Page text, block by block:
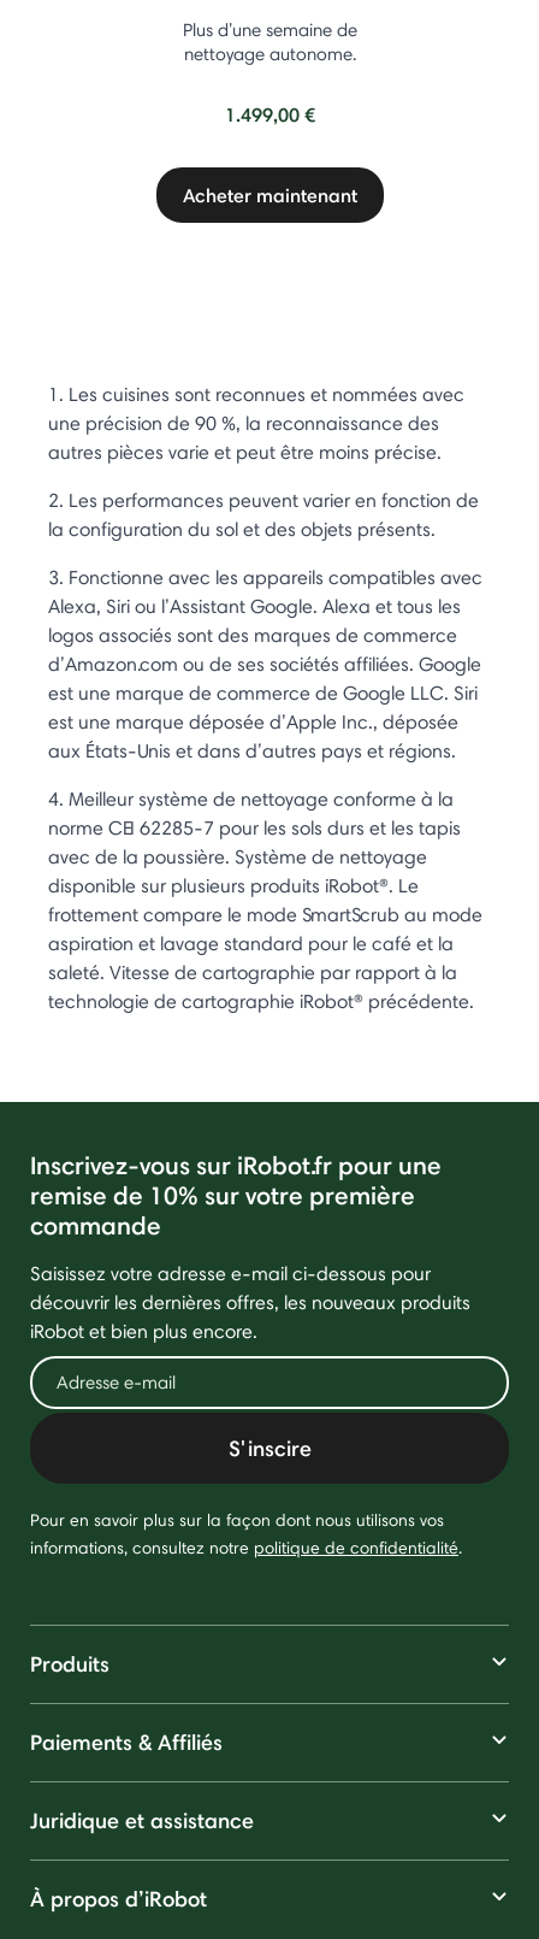
Plus d’une semaine de
nettoyage autonome.
1.499,00 €
Acheter maintenant
1. Les cuisines sont reconnues et nommées avec
une précision de 90 %, la reconnaissance des
autres pièces varie et peut être moins précise.
2. Les performances peuvent varier en fonction de
la configuration du sol et des objets présents.
3. Fonctionne avec les appareils compatibles avec
Alexa, Siri ou l’Assistant Google. Alexa et tous les
logos associés sont des marques de commerce
d’Amazon.com ou de ses sociétés affiliées. Google
est une marque de commerce de Google LLC. Siri
est une marque déposée d’Apple Inc., déposée
aux États-Unis et dans d’autres pays et régions.
4. Meilleur système de nettoyage conforme à la
norme CEI 62285-7 pour les sols durs et les tapis
avec de la poussière. Système de nettoyage
disponible sur plusieurs produits iRobot®. Le
frottement compare le mode SmartScrub au mode
aspiration et lavage standard pour le café et la
saleté. Vitesse de cartographie par rapport à la
technologie de cartographie iRobot® précédente.
Inscrivez-vous sur iRobot.fr pour une
remise de 10% sur votre première
commande
Saisissez votre adresse e-mail ci-dessous pour
découvrir les dernières offres, les nouveaux produits
iRobot et bien plus encore.
S'inscire
Pour en savoir plus sur la façon dont nous utilisons vos
informations, consultez notre politique de confidentialité.
Produits
Paiements & Affiliés
Juridique et assistance
À propos d’iRobot